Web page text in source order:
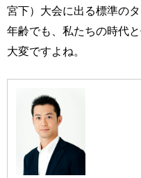
宮下）大会に出る標準の
年齢でも、私たちの時代
大変ですよね。